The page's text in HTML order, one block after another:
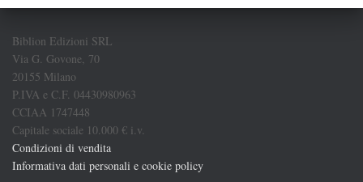
Biblion Edizioni SRL
Via G. Govone, 70
20155 Milano
P.IVA e C.F. 04430980963
CCIAA 1747448
Capitale sociale 10.000 € i.v.
Condizioni di vendita
Informativa dati personali e cookie policy